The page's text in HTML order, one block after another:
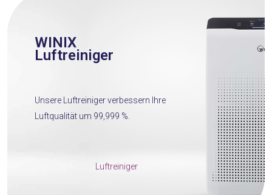
WINIX
Luftreiniger
Unsere Luftreiniger verbessern Ihre
Luftqualität um 99,999 %.
Luftreiniger